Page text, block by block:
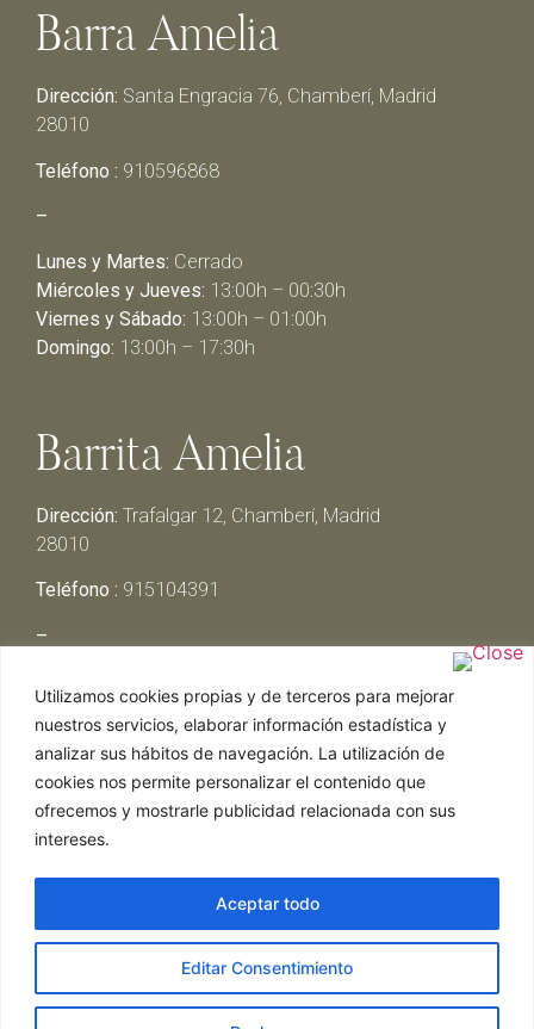
Utilizamos cookies propias y de terceros para mejorar
nuestros servicios, elaborar información estadística y
analizar sus hábitos de navegación. La utilización de
cookies nos permite personalizar el contenido que
ofrecemos y mostrarle publicidad relacionada con sus
intereses.
Editar Consentimiento
Aceptar todo
Barra Amelia
Dirección: Santa Engracia 76, Chamberí, Madrid
28010
Teléfono : 910596868
–
Lunes y Martes: Cerrado
Miércoles y Jueves: 13:00h – 00:30h
Viernes y Sábado: 13:00h – 01:00h
Domingo: 13:00h – 17:30h
Barrita Amelia
Dirección: Trafalgar 12, Chamberí, Madrid
28010
Teléfono : 915104391
–
Miércoles y Jueves:13:00h – 00:30h
Viernes y Sábado: 13:00h – 01:00h
Domingo:13:00h – 17:30h
Web realizada por Chef Ejecutivo,Asesoría de
|Política de Cookies|
ghostwriter hausarbeit schreiben lassen ghostwriter